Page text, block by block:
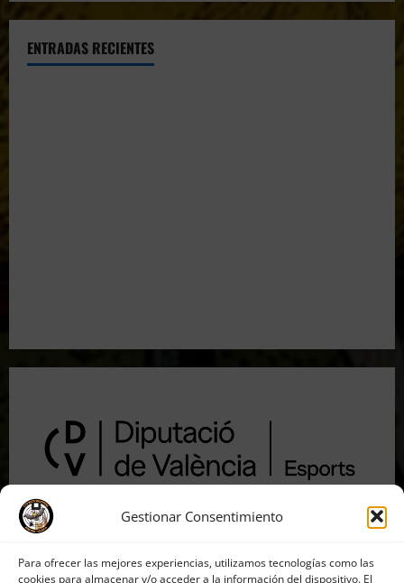
Gestionar Consentimiento
Para ofrecer las mejores experiencias, utilizamos tecnologías como las
cookies para almacenar y/o acceder a la información del dispositivo. El
ENTRADAS RECIENTES